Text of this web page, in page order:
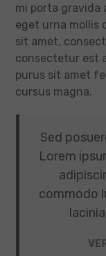
mi porta gravida
eget urna mollis
sit amet,
consectetur est
purus sit amet
cursus magna.
Sed
Lorem
commodo